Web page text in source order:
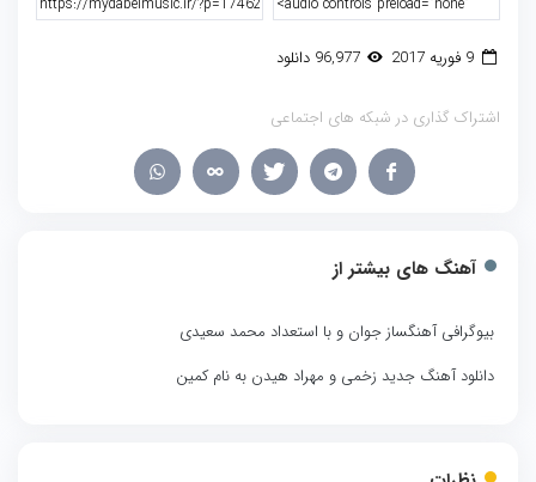
9 فوریه 2017 96,977 دانلود
اشتراک گذاری در شبکه های اجتماعی
آهنگ های بیشتر از
بیوگرافی آهنگساز جوان و با استعداد محمد سعیدی
دانلود آهنگ جدید زخمی و مهراد هیدن به نام کمین